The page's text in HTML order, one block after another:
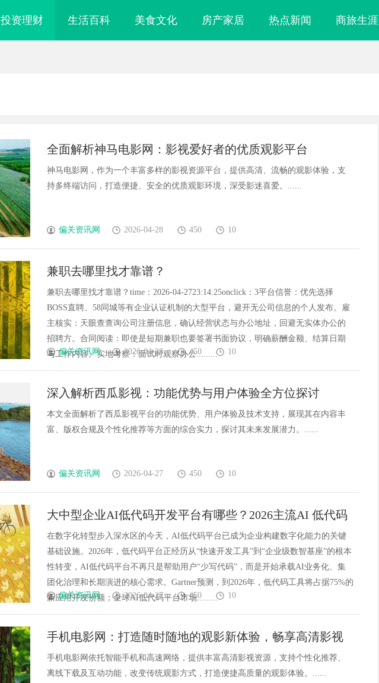
投资理财 生活百科 美食文化 房产家居 热点新闻 商旅生涯
全面解析神马电影网：影视爱好者的优质观影平台
神马电影网，作为一个丰富多样的影视资源平台，提供高清、流畅的观影体验，支
持多终端访问，打造便捷、安全的优质观影环境，深受影迷喜爱。......
偏关资讯网 2026-04-28 450 10
兼职去哪里找才靠谱？
兼职去哪里找才靠谱？time：2026-04-2723:14:25onclick：3平台信誉：优先选择
BOSS直聘、58同城等有企业认证机制的大型平台，避开无公司信息的个人发布。雇
主核实：天眼查查询公司注册信息，确认经营状态与办公地址，回避无实体办公的
招聘方。合同阅读：即使是短期兼职也要签署书面协议，明确薪酬金额、结算日期
与工作内容。实地考察：面试时观察办公.........
偏关资讯网 2026-04-28 450 10
深入解析西瓜影视：功能优势与用户体验全方位探讨
本文全面解析了西瓜影视平台的功能优势、用户体验及技术支持，展现其在内容丰
富、版权合规及个性化推荐等方面的综合实力，探讨其未来发展潜力。......
偏关资讯网 2026-04-27 450 10
大中型企业AI低代码开发平台有哪些？2026主流AI 低代码
平台深度评测！
在数字化转型步入深水区的今天，AI低代码平台已成为企业构建数字化能力的关键
基础设施。2026年，低代码平台正经历从“快速开发工具”到“企业级数智基座”的根本
性转变，AI低代码平台不再只是帮助用户“少写代码”，而是开始承载AI业务化、集
团化治理和长期演进的核心需求。Gartner预测，到2026年，低代码工具将占据75%的
新应用开发份额；全球AI低代码平台市场.........
偏关资讯网 2026-04-27 450 10
手机电影网：打造随时随地的观影新体验，畅享高清影视
盛宴
手机电影网依托智能手机和高速网络，提供丰富高清影视资源，支持个性化推荐、
离线下载及互动功能，改变传统观影方式，打造便捷高质量的观影体验。......
武汉配眼镜 上海配眼镜 揭秘成都私家侦探行业的现状与未来